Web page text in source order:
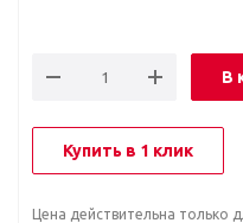
В
Купить в 1 клик
Цена действительна только